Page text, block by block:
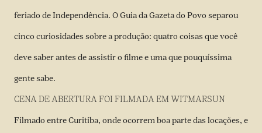
feriado de Independência. O Guia da Gazeta do Povo separou
cinco curiosidades sobre a produção: quatro coisas que você
deve saber antes de assistir o filme e uma que pouquíssima
gente sabe.
CENA DE ABERTURA FOI FILMADA EM WITMARSUN
Filmado entre Curitiba, onde ocorrem boa parte das locações, e